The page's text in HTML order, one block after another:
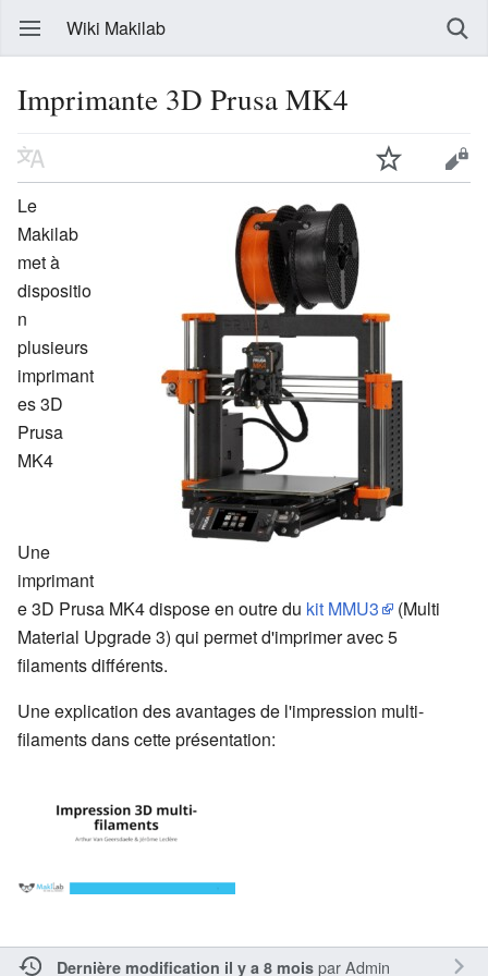
Wiki Makilab
Imprimante 3D Prusa MK4
Le
Makilab
met à
dispositio
n
plusieurs
imprimant
es 3D
Prusa
MK4
Une
imprimant
e 3D Prusa MK4 dispose en outre du kit MMU3
(Multi
Material Upgrade 3) qui permet d'imprimer avec 5
filaments différents.
Une explication des avantages de l'impression multi-
filaments dans cette présentation:
Dernière modification il y a 8 moisparAdmin